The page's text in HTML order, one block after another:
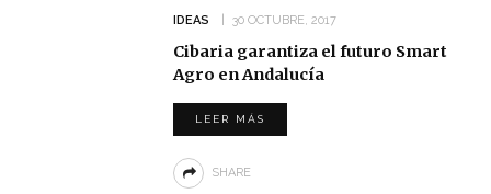
IDEAS 30 OCTUBRE, 2017
Cibaria garantiza el futuro Smart
Agro en Andalucía
LEER MÁS
SHARE